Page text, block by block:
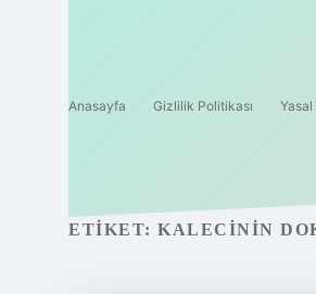
Anasayfa Gizlilik Politikası Yasal
ETIKET: KALECININ